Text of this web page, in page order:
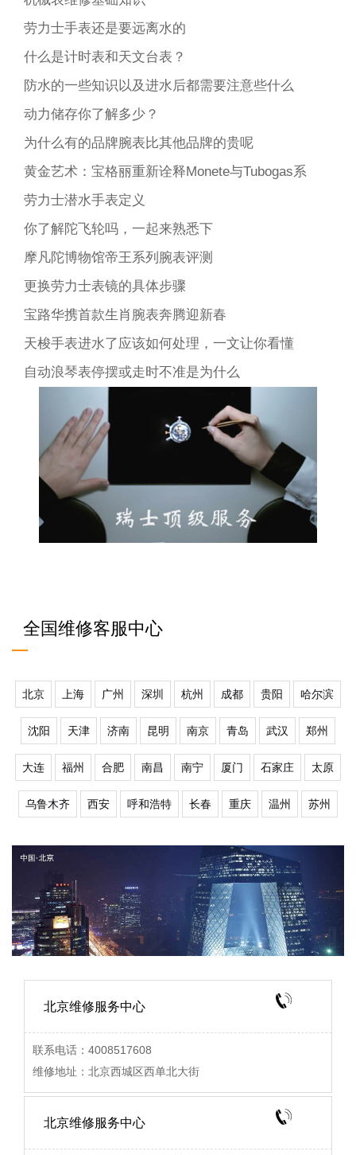
劳力士手表还是要远离水的
什么是计时表和天文台表？
防水的一些知识以及进水后都需要注意些什么
动力储存你了解多少？
为什么有的品牌腕表比其他品牌的贵呢
黄金艺术：宝格丽重新诠释Monete与Tubogas系
劳力士潜水手表定义
你了解陀飞轮吗，一起来熟悉下
摩凡陀博物馆帝王系列腕表评测
更换劳力士表镜的具体步骤
宝路华携首款生肖腕表奔腾迎新春
天梭手表进水了应该如何处理，一文让你看懂
自动浪琴表停摆或走时不准是为什么
全国维修客服中心
北京 上海 广州 深圳 杭州 成都 贵阳 哈尔滨
沈阳 天津 济南 昆明 南京 青岛 武汉 郑州
大连 福州 合肥 南昌 南宁 厦门 石家庄 太原
乌鲁木齐 西安 呼和浩特 长春 重庆 温州 苏州
北京维修服务中心
联系电话：4008517608
维修地址：北京西城区西单北大街
北京维修服务中心